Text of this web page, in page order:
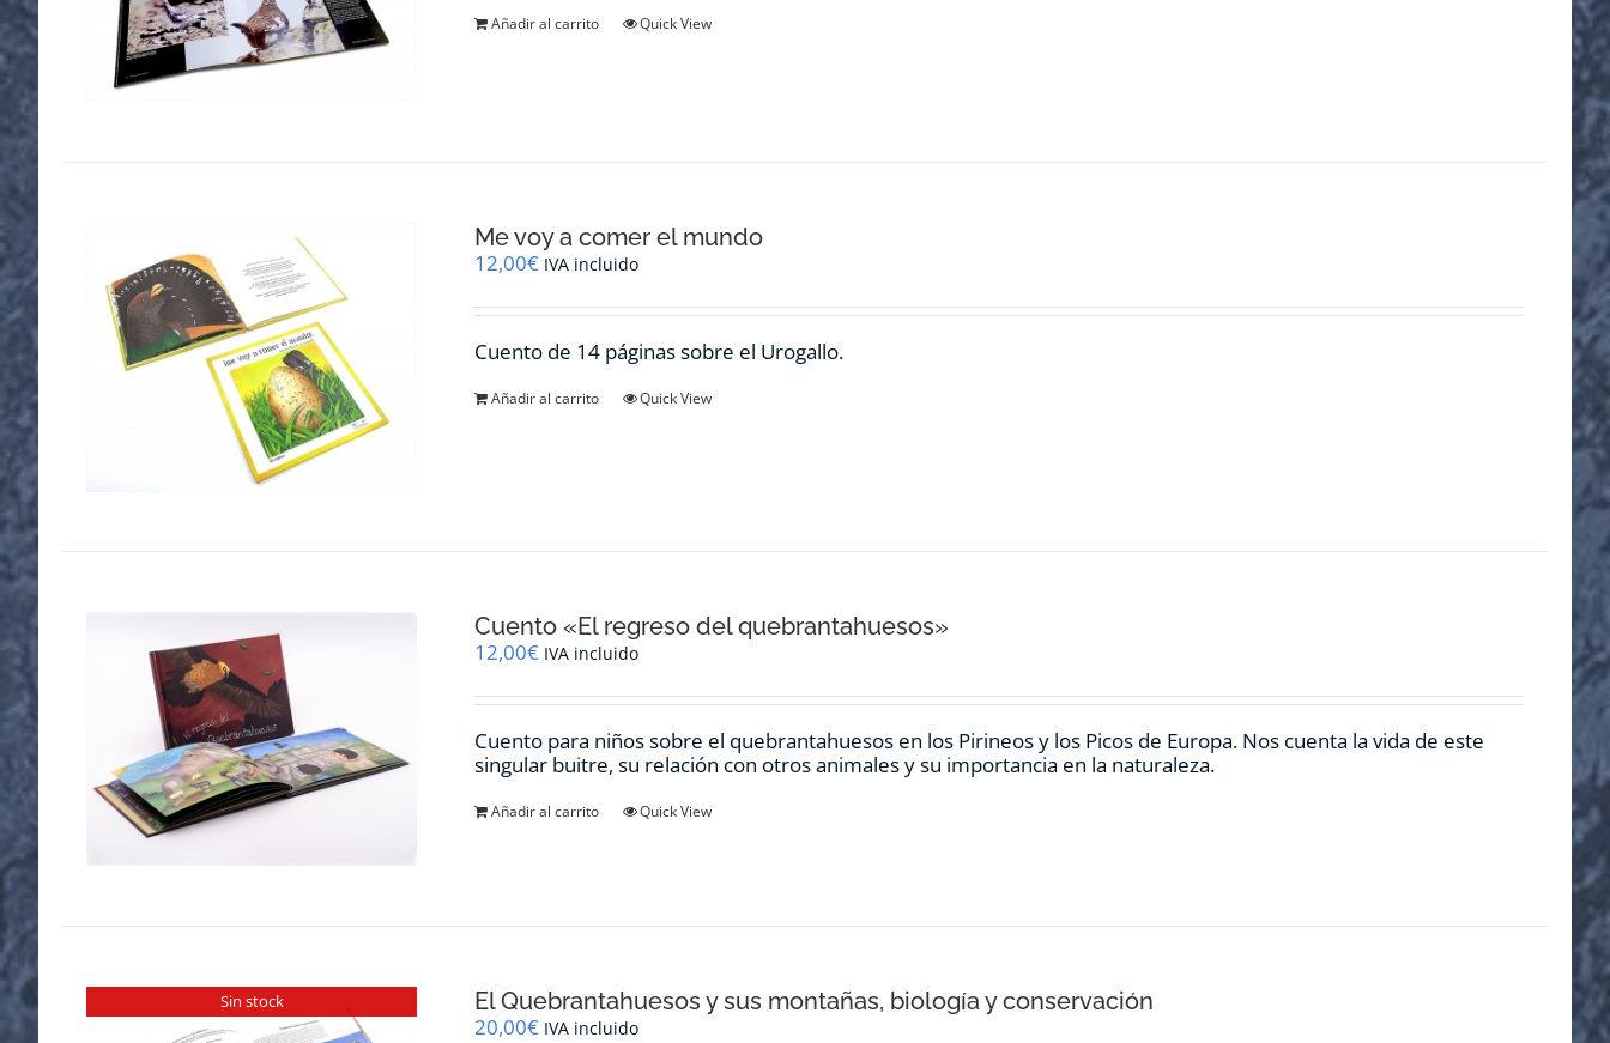
Añadir al carrito Quick View
Me voy a comer el mundo
12,00€ IVA incluido
Cuento de 14 páginas sobre el Urogallo.
Añadir al carrito Quick View
Cuento «El regreso del quebrantahuesos»
12,00€ IVA incluido
Cuento para niños sobre el quebrantahuesos en los Pirineos y los Picos de Europa. Nos cuenta la vida de este
singular buitre, su relación con otros animales y su importancia en la naturaleza.
Añadir al carrito Quick View
Sin stock El Quebrantahuesos y sus montañas, biología y conservación
20,00€ IVA incluido